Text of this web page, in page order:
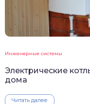
Инженерные системы
Электрические
дома
Читать далее